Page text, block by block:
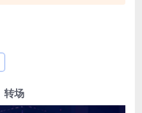
转场